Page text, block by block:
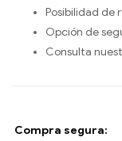
Posibilidad de
Opción de
Consulta
Compra segura: